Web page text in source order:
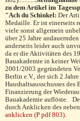
zu dem Artikel im
"Ach du Schinkel: Der
Medaille. Er ist einerseits
viele sonst allgemein
über 25 Jahre
ander­seits leider auch
da er die Aktivitäten des
Bauakademie in keiner
2001/2003 gegründeten
Berlin e.V., der sich 2
Haushaltsausschusses des
Finanzierung der
Bauakademie auflöste.
durch Anklicken des
anklicken (P pdf 803).